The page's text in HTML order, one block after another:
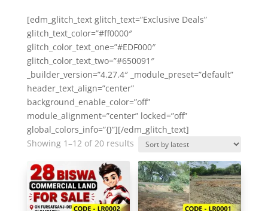
[edm_glitch_text glitch_text=”Exclusive Deals”
glitch_text_color=”#ff0000″
glitch_color_text_one=”#EDF000″
glitch_color_text_two=”#650091″
_builder_version=”4.27.4″ _module_preset=”default”
header_text_align=”center”
background_enable_color=”off”
module_alignment=”center” locked=”off”
global_colors_info=”{}”][/edm_glitch_text]
Showing 1–12 of 20 resultsSorted
latest